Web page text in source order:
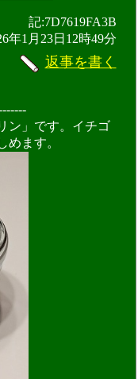
記:7D7619FA3B
年1月23日12時49分
返事を書く
ン」です。イチゴ
めます。